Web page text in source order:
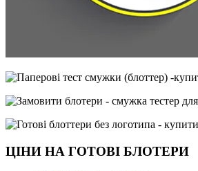
ЦІНИ НА ГОТОВІ БЛОТЕРИ